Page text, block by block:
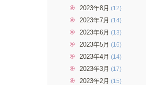
2023年8月 (12)
2023年7月 (14)
2023年6月 (13)
2023年5月 (16)
2023年4月 (14)
2023年3月 (17)
2023年2月 (15)